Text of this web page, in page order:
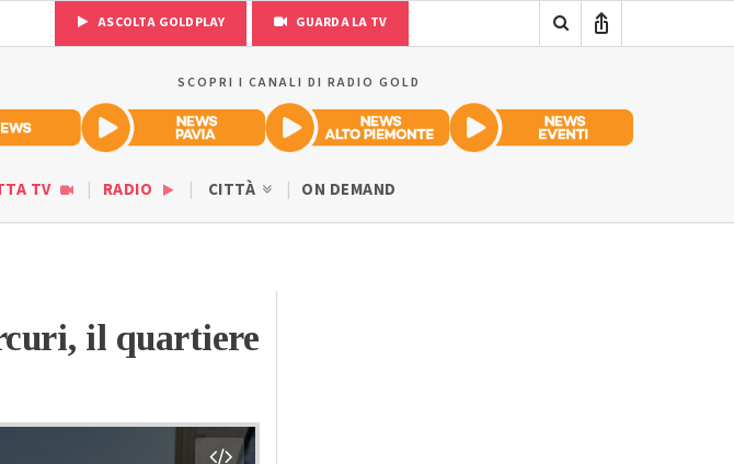
ASCOLTA GOLDPLAY GUARDA LA TV
SCOPRI I CANALI DI RADIO GOLD
TV RADIO CITTÀ ON DEMAND
il quartiere